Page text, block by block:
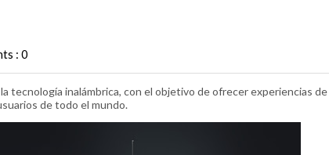
: 0
tecnología inalámbrica, con el objetivo de ofrecer experiencias de
de todo el mundo.